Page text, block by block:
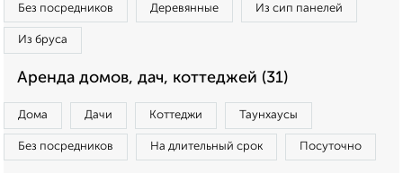
Без посредников Деревянные Из сип панелей
Из бруса
Аренда домов, дач, коттеджей (31)
Дома Дачи Коттеджи Таунхаусы
Без посредников На длительный срок Посуточно